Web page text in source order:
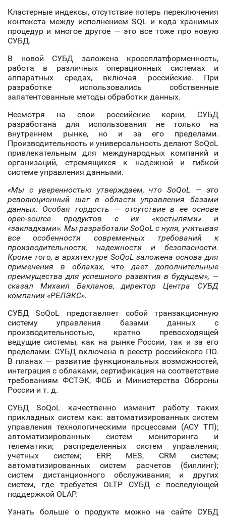
Кластерные индексы, отсутствие потерь переключения
контекста между исполнением SQL и кода хранимых
процедур и многое другое — это все тоже про новую
СУБД.
В новой СУБД заложена кроссплатформенность,
работа в различных операционных системах и
аппаратных средах, включая российские. При
разработке использовались собственные
запатентованные методы обработки данных.
Несмотря на свои российские корни, СУБД
разработана для использования не только на
внутреннем рынке, но и за его пределами.
Производительность и универсальность делают SoQoL
привлекательным для международных компаний и
организаций, стремящихся к надежной и гибкой
системе управления данными.
«Мы с уверенностью утверждаем, что SoQoL — это
революционный шаг в области управления базами
данных. Особая гордость — отсутствие в ее основе
open-source продуктов с их «костылями» и
«закладками». Мы разработали SoQoL с нуля, учитывая
все особенности современных требований к
производительности, надежности и безопасности.
Кроме того, в архитектуре SoQoL заложена основа для
применения в облаках, что дает дополнительные
преимущества для успешного развития в будущем», —
сказал Михаил Бакланов, директор Центра СУБД
компании «РЕЛЭКС».
СУБД SoQoL представляет собой транзакционную
систему управления базами данных с
производительностью, кратно превосходящей
ведущие системы, как на рынке России, так и за его
пределами. СУБД включена в реестр российского ПО.
В планах — развитие функциональных возможностей,
интеграция с облаками, сертификация на соответствие
требованиям ФСТЭК, ФСБ и Министерства Обороны
России и т. д.
СУБД SoQoL качественно изменит работу таких
прикладных систем как: автоматизированных систем
управления технологическими процессами (АСУ ТП);
автоматизированных систем мониторинга и
телематики; распределенных систем управления;
учетных систем; ERP, MES, CRM систем;
автоматизированных систем расчетов (биллинг);
систем дистанционного обслуживания; и других
систем, где требуется OLTP СУБД с последующей
поддержкой OLAP.
Узнать больше о продукте можно на сайте СУБД